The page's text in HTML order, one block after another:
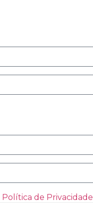
Política de Privacidade